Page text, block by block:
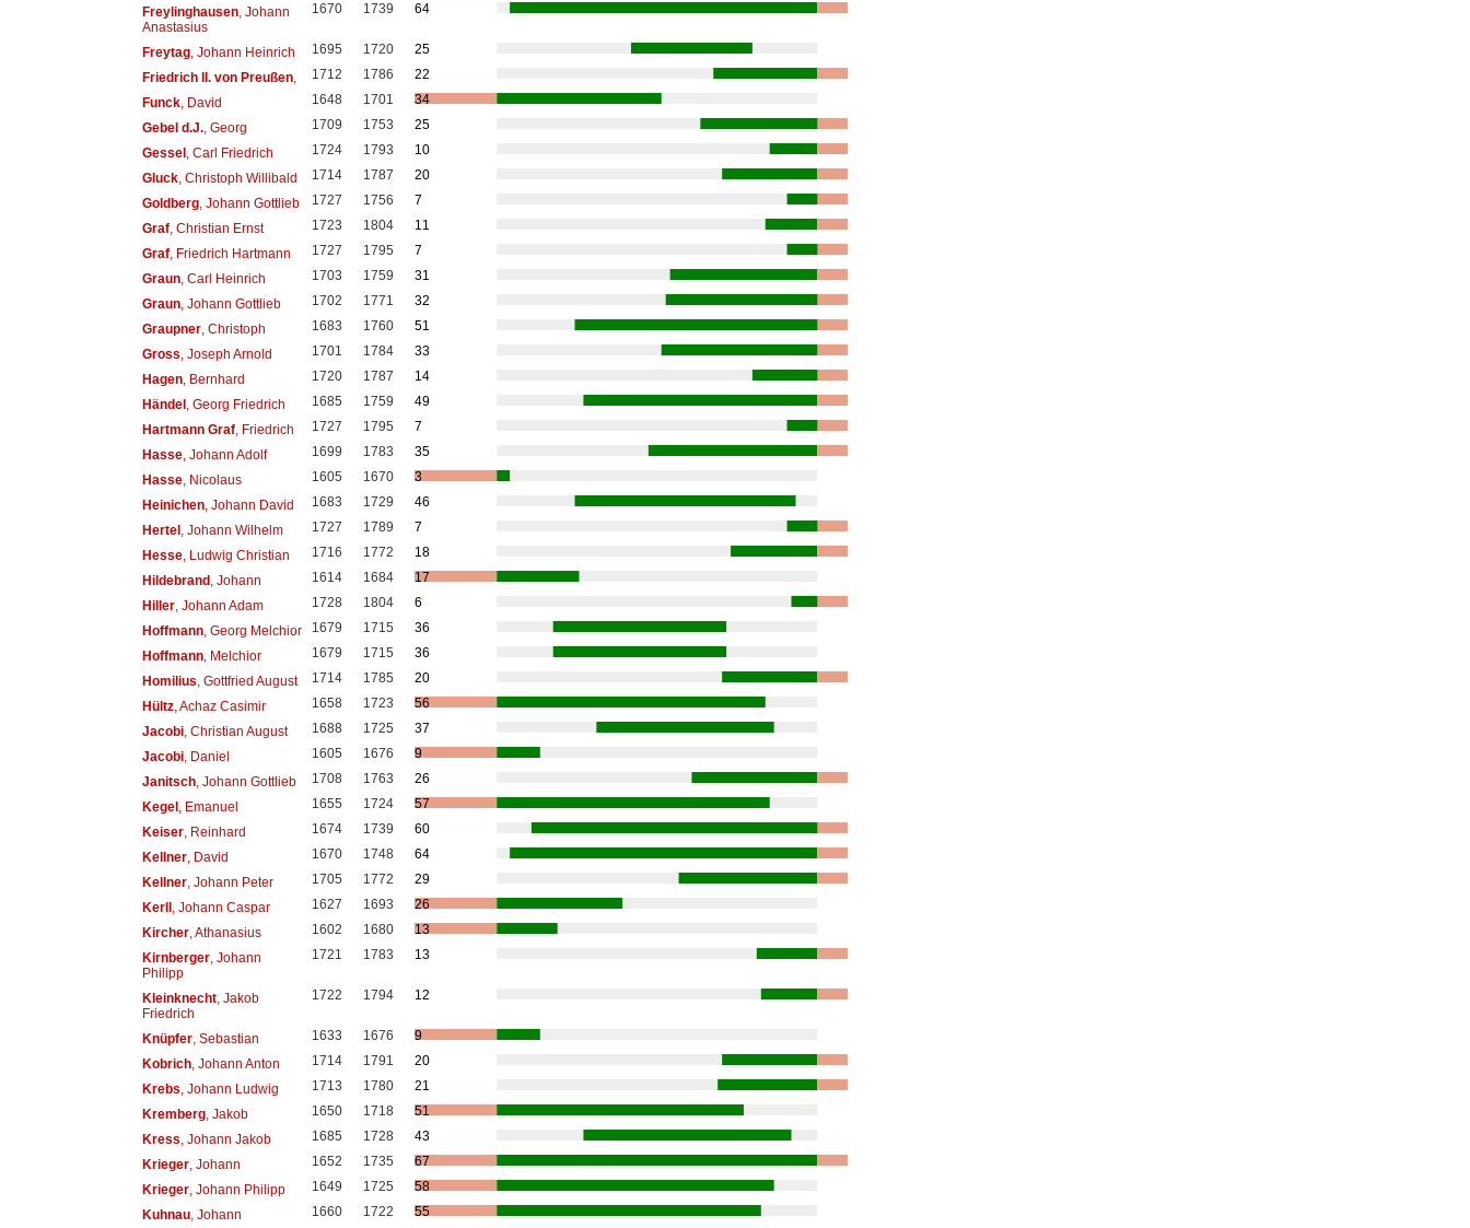
Freylinghausen, Johann
Anastasius
1670 1739 64
Freytag, Johann Heinrich 1695 1720
25
Friedrich II. von Preußen, 1712 1786
22
Funck, David 1648 1701
34
Gebel d.J., Georg 1709 1753
25
Gessel, Carl Friedrich 1724 1793
10
Gluck, Christoph Willibald 1714 1787
20
Goldberg, Johann Gottlieb 1727 1756
7
Graf, Christian Ernst 1723 1804
11
Graf, Friedrich Hartmann 1727 1795
7
Graun, Carl Heinrich 1703 1759
31
Graun, Johann Gottlieb 1702 1771
32
Graupner, Christoph 1683 1760
51
Gross , Joseph Arnold 1701 1784
33
Hagen, Bernhard 1720 1787
14
Händel, Georg Friedrich 1685 1759
49
Hartmann Graf, Friedrich 1727 1795
7
Hasse, Johann Adolf 1699 1783
35
Hasse, Nicolaus 1605 1670
3
Heinichen, Johann David 1683 1729
46
Hertel, Johann Wilhelm 1727 1789
7
Hesse, Ludwig Christian 1716 1772
18
Hildebrand, Johann 1614 1684
17
Hiller, Johann Adam 1728 1804
6
Hoffmann, Georg Melchior 1679 1715
36
Hoffmann, Melchior 1679 1715
36
Homilius , Gottfried August 1714 1785
20
Hültz, Achaz Casimir 1658 1723
56
Jacobi, Christian August 1688 1725
37
Jacobi, Daniel 1605 1676
9
Janitsch, Johann Gottlieb 1708 1763
26
Kegel, Emanuel 1655 1724
57
Keiser, Reinhard 1674 1739
60
Kellner, David 1670 1748
64
Kellner, Johann Peter 1705 1772
29
Kerll, Johann Caspar 1627 1693
26
Kircher, Athanasius 1602 1680
13
Kirnberger, Johann
Philipp
1721 1783 13
Kleinknecht, Jakob
Friedrich
1722 1794 12
Knüpfer, Sebastian 1633 1676
9
Kobrich, Johann Anton 1714 1791
20
Krebs , Johann Ludwig 1713 1780
21
Kremberg, Jakob 1650 1718
51
Kress , Johann Jakob 1685 1728
43
Krieger, Johann 1652 1735
67
Krieger, Johann Philipp 1649 1725
58
Kuhnau, Johann 1660 1722 55